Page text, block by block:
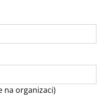
na organizaci)